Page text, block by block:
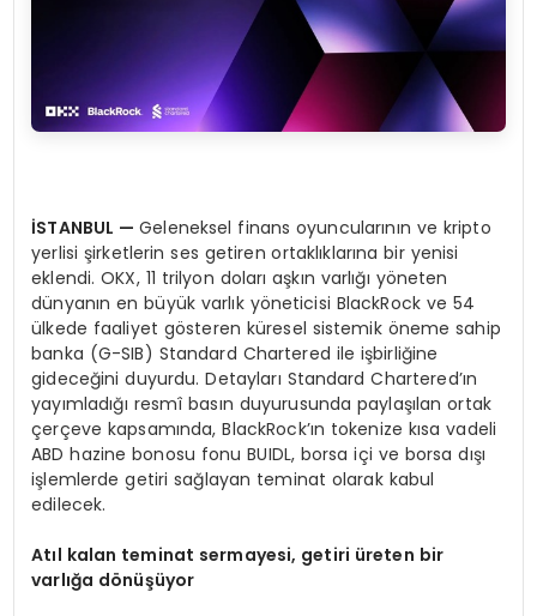
İSTANBUL —Geleneksel finans oyuncularının ve kripto
yerlisi şirketlerin ses getiren ortaklıklarına bir yenisi
eklendi. OKX, 11 trilyon doları aşkın varlığı yöneten
dünyanın en büyük varlık yöneticisi BlackRock ve 54
ülkede faaliyet gösteren küresel sistemik öneme sahip
banka (G-SIB) Standard Chartered ile işbirliğine
gideceğini duyurdu. Detayları Standard Chartered’ın
yayımladığı resmî basın duyurusunda paylaşılan ortak
çerçeve kapsamında, BlackRock’ın tokenize kısa vadeli
ABD hazine bonosu fonu BUIDL, borsa içi ve borsa dışı
işlemlerde getiri sağlayan teminat olarak kabul
edilecek.
Atıl kalan teminat sermayesi, getiri üreten bir
varlığa dönüşüyor